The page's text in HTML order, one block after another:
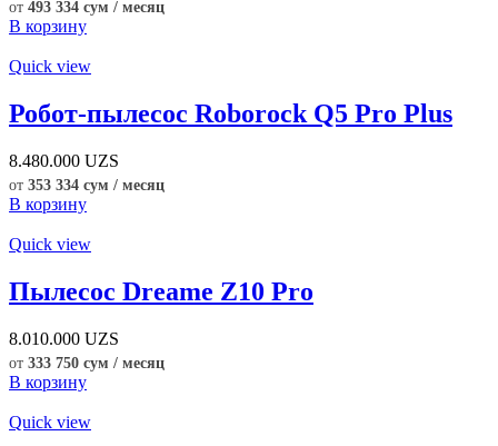
от 493 334 сум / месяц
В корзину
Quick view
Робот-пылесос Roborock Q5 Pro Plus
8.480.000 UZS
от 353 334 сум / месяц
В корзину
Quick view
Пылесос Dreame Z10 Pro
8.010.000 UZS
от 333 750 сум / месяц
В корзину
Quick view